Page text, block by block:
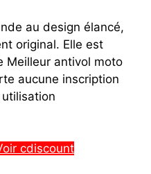
au design élancé,
original. Elle est
Meilleur antivol moto
aucune inscription
cdiscount